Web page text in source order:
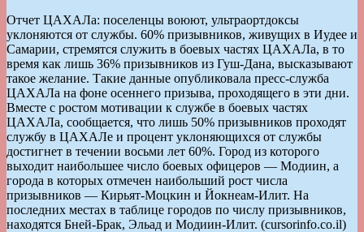
Отчет ЦАХАЛа: поселенцы воюют, ультраортдоксы
уклоняются от службы. 60% призывников, живущих в Иудее и
Самарии, стремятся служить в боевых частях ЦАХАЛа, в то
время как лишь 36% призывников из Гуш-Дана, высказывают
такое желание. Такие данные опубликовала пресс-служба
ЦАХАЛа на фоне осеннего призыва, проходящего в эти дни.
Вместе с ростом мотивации к службе в боевых частях
ЦАХАЛа, сообщается, что лишь 50% призывников проходят
службу в ЦАХАЛе и процент уклоняющихся от службы
достигнет в течении восьми лет 60%. Город из которого
выходит наибольшее число боевых офицеров — Модиин, а
города в которых отмечен наибольший рост числа
призывников — Кирьят-Моцкин и Йокнеам-Илит. На
последних местах в таблице городов по числу призывников,
находятся Бней-Брак, Эльад и Модиин-Илит. (cursorinfo.co.il)